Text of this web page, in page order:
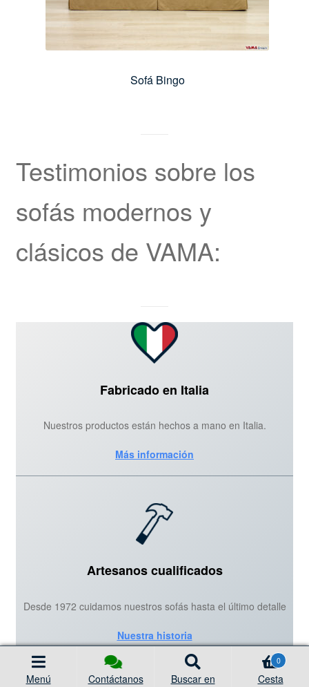
Sofá Bingo
Testimonios sobre los
sofás modernos y
clásicos de VAMA:
Fabricado en Italia
Nuestros productos están hechos a mano en Italia.
Más información
Artesanos cualificados
Desde 1972 cuidamos nuestros sofás hasta el último detalle
Nuestra historia
Menú Contáctanos Buscar en
Búsqueda
productos Cesta
0